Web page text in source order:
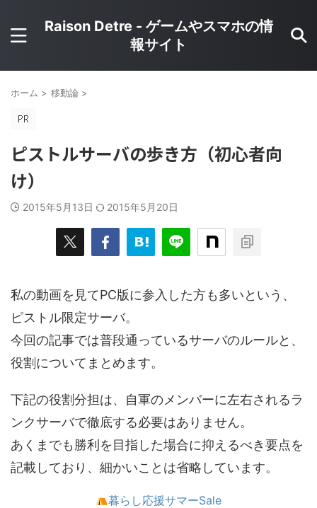
Raison Detre - ゲームやスマホの情
報サイト
ホーム > 移動論 >
ピストルサーバの歩き方（初心者向
け）
2015年5月13日 2015年5月20日
私の動画を見てPC版に参入した方も多いという、
ピストル限定サーバ。
今回の記事では普段通っているサーバのルールと、
役割についてまとめます。
下記の役割分担は、自軍のメンバーに左右されるラ
ンクサーバで徹底する必要はありません。
あくまでも勝利を目指した場合に抑えるべき要点を
記載しており、細かいことは省略しています。
暮らし応援サマーSale